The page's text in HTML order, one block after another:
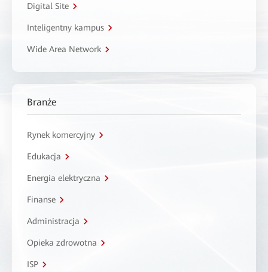
Digital Site
Inteligentny kampus
Wide Area Network
Branże
Rynek komercyjny
Edukacja
Energia elektryczna
Finanse
Administracja
Opieka zdrowotna
ISP